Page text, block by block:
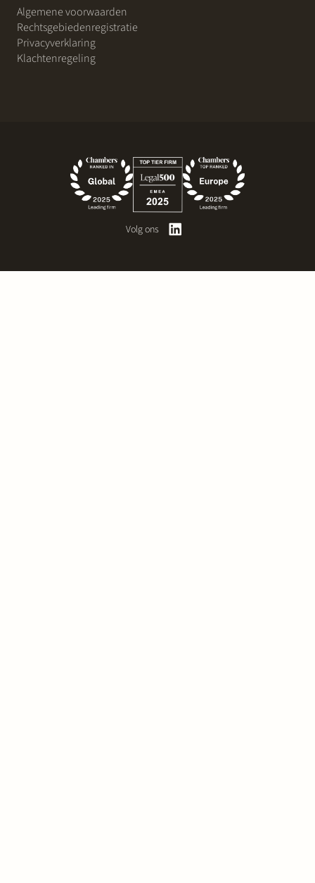
Algemene voorwaarden
Rechtsgebiedenregistratie
Privacyverklaring
Klachtenregeling
Volg ons